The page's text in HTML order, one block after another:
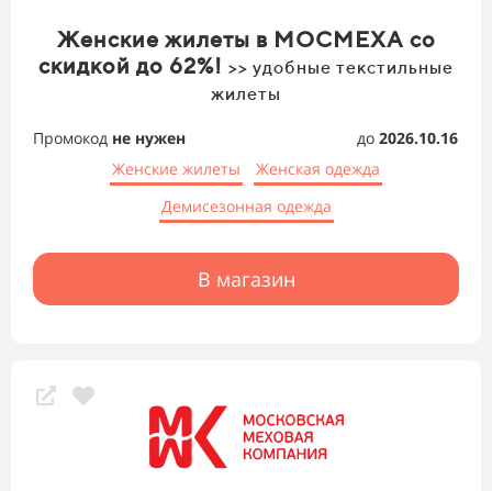
Женские жилеты в МОСМЕХА со
скидкой до 62%! >> удобные текстильные
жилеты
Промокод не нужен до 2026.10.16
Женские жилеты
Женская одежда
Демисезонная одежда
В магазин